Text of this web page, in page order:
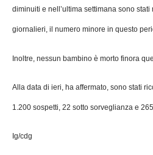
diminuiti e nell’ultima settimana sono
giornalieri, il numero minore in questo
Inoltre, nessun bambino è morto finora
Alla data di ieri, ha affermato, sono stati
1.200 sospetti, 22 sotto sorveglianza e
Ig/cdg